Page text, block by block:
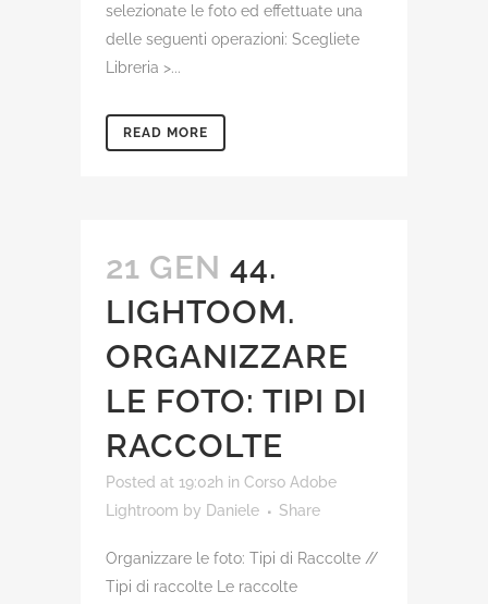
selezionate le foto ed effettuate una
delle seguenti operazioni: Scegliete
Libreria >...
READ MORE
21 GEN 44.
LIGHTOOM.
ORGANIZZARE
LE FOTO: TIPI DI
RACCOLTE
Posted at 19:02h in Corso Adobe
Lightroom by Daniele Share
Organizzare le foto: Tipi di Raccolte //
Tipi di raccolte Le raccolte